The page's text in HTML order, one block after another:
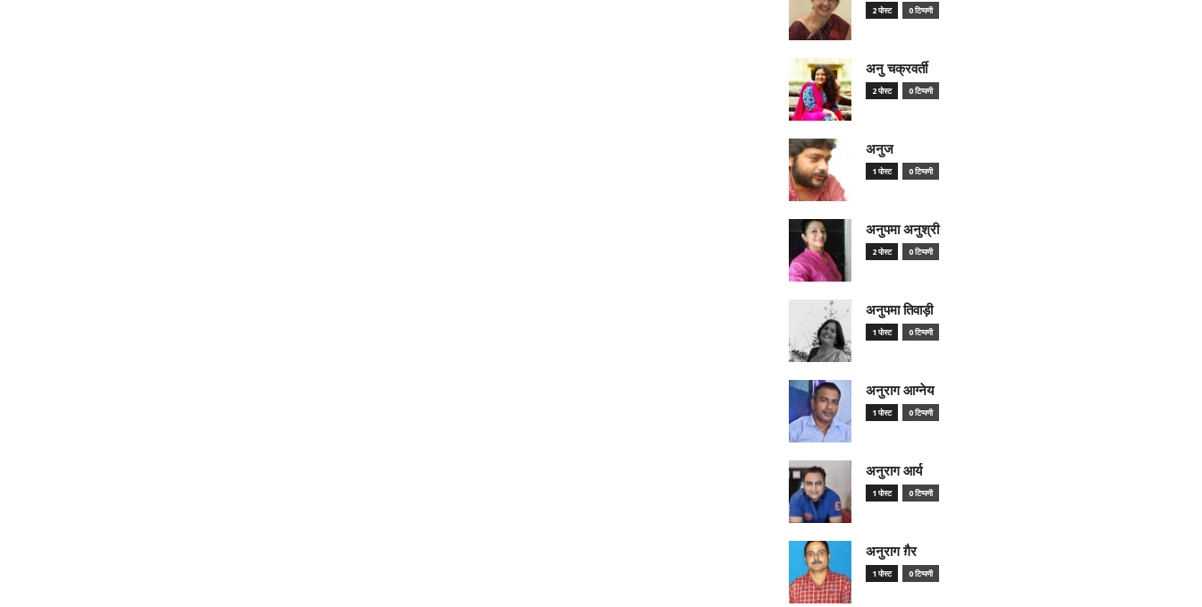
2 पोस्ट 0 टिप्पणी
अनु चक्रवर्ती
2 पोस्ट 0 टिप्पणी
अनुज
1 पोस्ट 0 टिप्पणी
अनुपमा अनुश्री
2 पोस्ट 0 टिप्पणी
अनुपमा तिवाड़ी
1 पोस्ट 0 टिप्पणी
अनुराग आग्नेय
1 पोस्ट 0 टिप्पणी
अनुराग आर्य
1 पोस्ट 0 टिप्पणी
अनुराग ग़ैर
1 पोस्ट 0 टिप्पणी